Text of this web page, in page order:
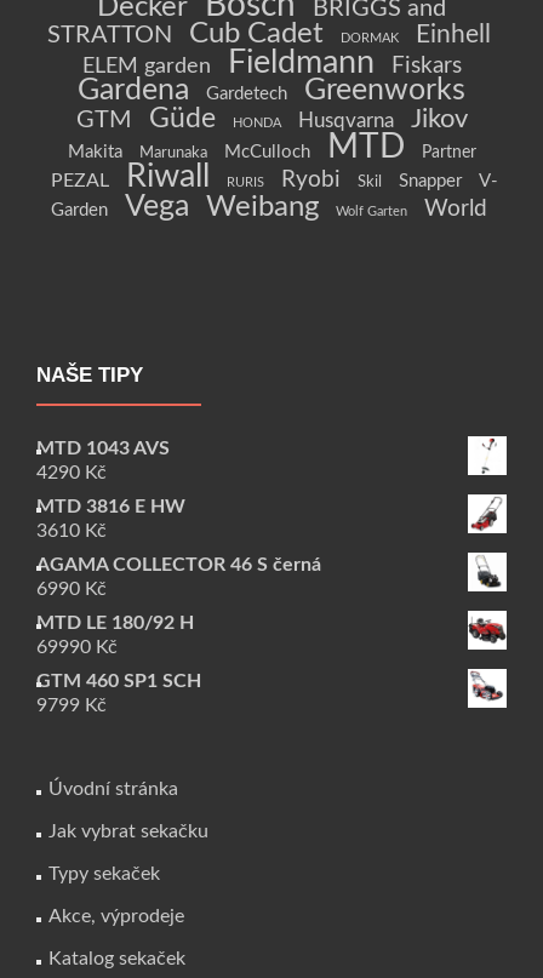
Decker
BRIGGS and
STRATTON
Cub Cadet DORMAK Einhell
ELEM garden Fieldmann Fiskars
Gardena Gardetech Greenworks
GTM Güde HONDA Husqvarna Jikov
Makita Marunaka McCulloch MTD Partner
PEZAL Riwall RURIS Ryobi Skil Snapper
V-
Garden
Vega Weibang Wolf Garten World
NAŠE TIPY
MTD 1043 AVS
4290 Kč
MTD 3816 E HW
3610 Kč
AGAMA COLLECTOR 46 S černá
6990 Kč
MTD LE 180/92 H
69990 Kč
GTM 460 SP1 SCH
9799 Kč
Úvodní stránka
Jak vybrat sekačku
Typy sekaček
Akce, výprodeje
Katalog sekaček